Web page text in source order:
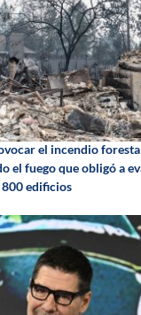
el incendio
el fuego que obligó a
edificios